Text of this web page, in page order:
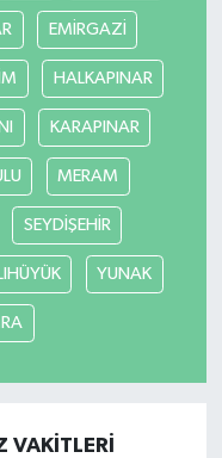
EMİRGAZİ
HALKAPINAR
KARAPINAR
MERAM
SEYDİŞEHİR
YUNAK
VAKITLERI